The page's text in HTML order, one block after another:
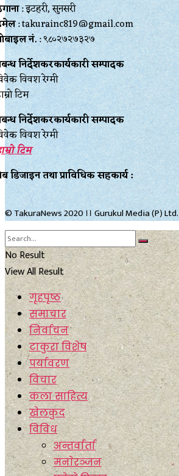
: इटहरी, सुनसरी
: takurainc819@gmail.com
नं.: ९८०२७२७३२७
निर्देशकरकार्यकारी सम्पादक
विवश रेग्मी
टिम
निर्देशकरकार्यकारी सम्पादक
विवश रेग्मी
टिम
डिजाइन तथा प्राविधिक सहकार्य :
© TakuraNews 2020 ।। Gurukul Media (P) Ltd.
No Result
View All Result
गृहपृष्ठ
समाचार
निर्वाचन
टाकुरा विशेष
पर्यावरण
विचार
कला साहित्य
खेलकुद
विविध
अन्तर्वार्ता
मनाेरञ्जन